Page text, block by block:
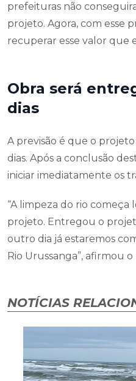
prefeituras não
projeto. Agora, com esse
recuperar esse valor que
Obra será
dias
A previsão é que o
dias. Após a conclusão
iniciar imediatamente os
“A limpeza do rio começa
projeto. Entregou o
outro dia já estaremos
Rio Urussanga”, afirmou
NOTÍCIAS